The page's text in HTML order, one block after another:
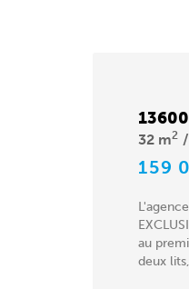
32 m2
159
au
deux